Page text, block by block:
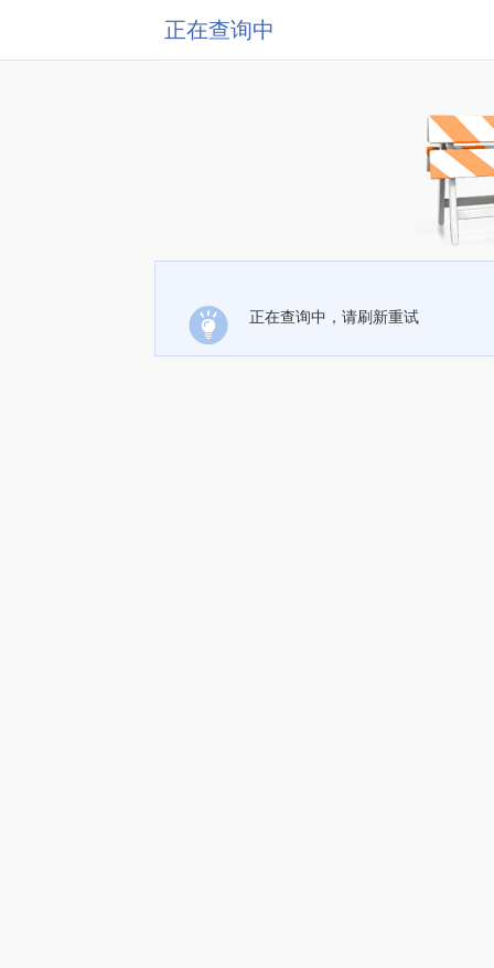
正在查询中
正在查询中，请刷新重试